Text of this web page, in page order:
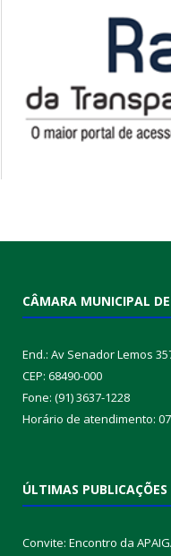
CÂMARA MUNICIPAL
End.: Av Senador Lemos
CEP: 68490-000
Fone: (91) 3637-1228
Horário de atendimento:
ÚLTIMAS PUBLICAÇÕES
Convite: Encontro da